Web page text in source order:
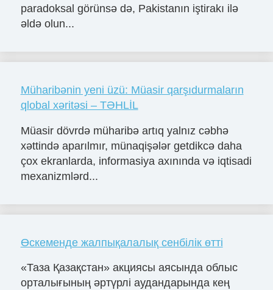
paradoksal görünsə də, Pakistanın iştirakı ilə
əldə olun...
Müharibənin yeni üzü: Müasir qarşıdurmaların
qlobal xəritəsi – TƏHLİL
Müasir dövrdə müharibə artıq yalnız cəbhə
xəttində aparılmır, münaqişələr getdikcə daha
çox ekranlarda, informasiya axınında və iqtisadi
mexanizmlərd...
Өскеменде жалпықалалық сенбілік өтті
«Таза Қазақстан» акциясы аясында облыс
орталығының әртүрлі аудандарында кең